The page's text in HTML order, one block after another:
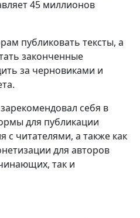
45 миллионов
публиковать тексты, а
законченные
за черновиками и
себя в
для публикации
с читателями, а также как
для авторов
так и